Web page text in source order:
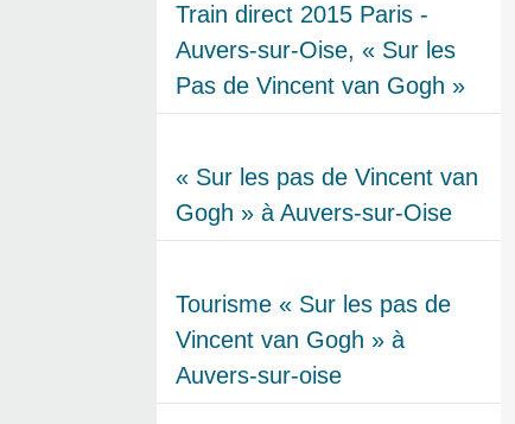
Train direct 2015 Paris -
Auvers-sur-Oise, « Sur les
Pas de Vincent van Gogh »
« Sur les pas de Vincent van
Gogh » à Auvers-sur-Oise
Tourisme « Sur les pas de
Vincent van Gogh » à
Auvers-sur-oise